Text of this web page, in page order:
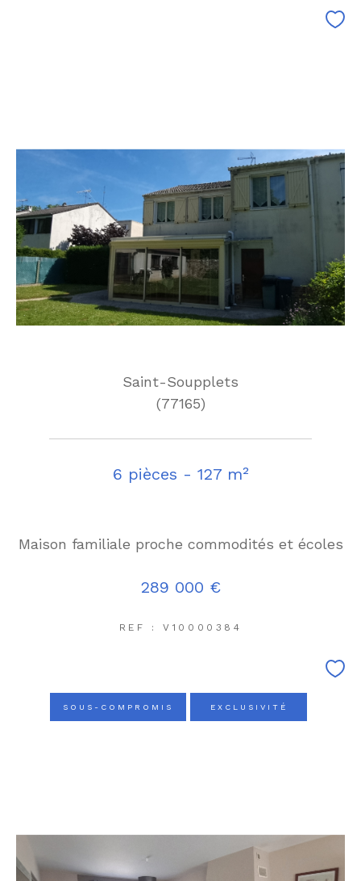
Saint-Soupplets
(77165)
6 pièces - 127 m²
Maison familiale proche commodités et écoles
289 000 €
REF : V10000384
SOUS-COMPROMIS EXCLUSIVITÉ